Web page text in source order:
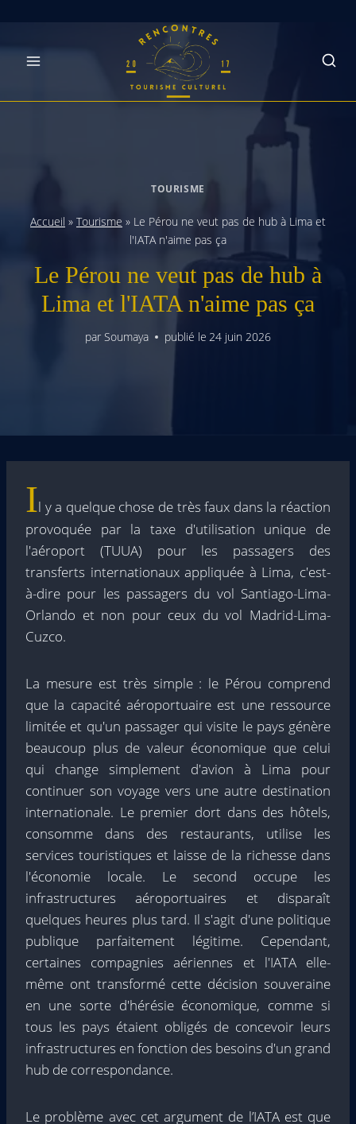
TOURISME
Accueil » Tourisme » Le Pérou ne veut pas de hub à Lima et
l'IATA n'aime pas ça
Le Pérou ne veut pas de hub à
Lima et l'IATA n'aime pas ça
par Soumaya publié le 24 juin 2026
Il y a quelque chose de très faux dans la réaction
provoquée par la taxe d'utilisation unique de
l'aéroport (TUUA) pour les passagers des
transferts internationaux appliquée à Lima, c'est-
à-dire pour les passagers du vol Santiago-Lima-
Orlando et non pour ceux du vol Madrid-Lima-
Cuzco.
La mesure est très simple : le Pérou comprend
que la capacité aéroportuaire est une ressource
limitée et qu'un passager qui visite le pays génère
beaucoup plus de valeur économique que celui
qui change simplement d'avion à Lima pour
continuer son voyage vers une autre destination
internationale. Le premier dort dans des hôtels,
consomme dans des restaurants, utilise les
services touristiques et laisse de la richesse dans
l'économie locale. Le second occupe les
infrastructures aéroportuaires et disparaît
quelques heures plus tard. Il s'agit d'une politique
publique parfaitement légitime. Cependant,
certaines compagnies aériennes et l'IATA elle-
même ont transformé cette décision souveraine
en une sorte d'hérésie économique, comme si
tous les pays étaient obligés de concevoir leurs
infrastructures en fonction des besoins d'un grand
hub de correspondance.
Le problème avec cet argument de l’IATA est que